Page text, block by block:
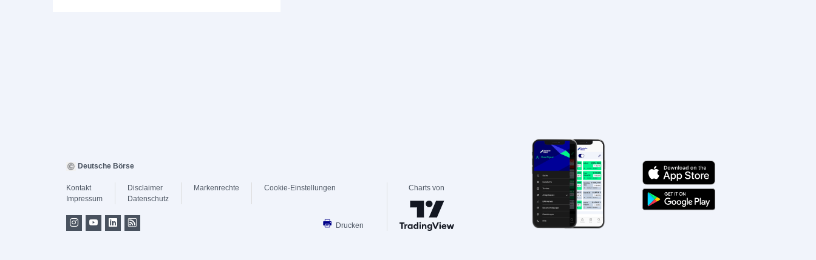
Deutsche Börse
Kontakt
Impressum
Disclaimer
Datenschutz
Markenrechte Cookie-Einstellungen
Drucken
Charts von